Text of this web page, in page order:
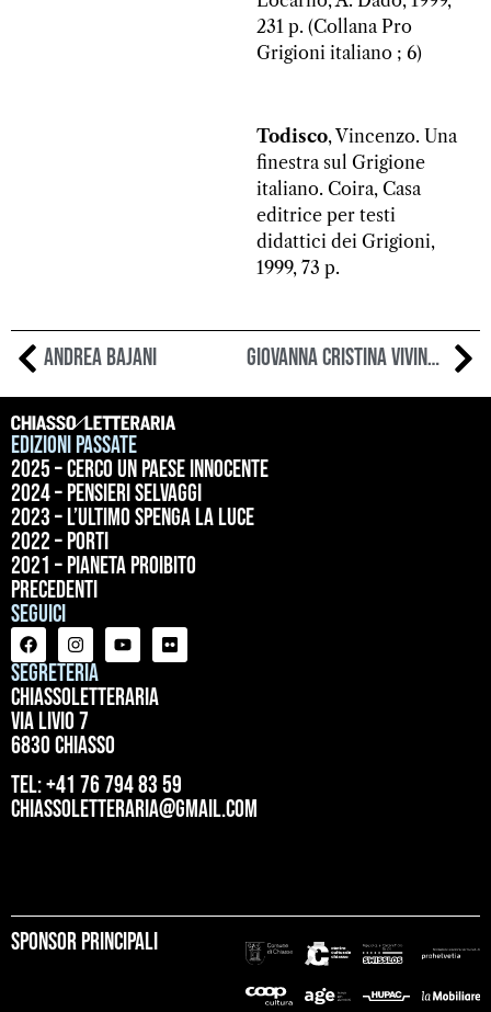
231 p. (Collana Pro
Grigioni italiano ; 6)
Todisco, Vincenzo. Una
finestra sul Grigione
italiano. Coira, Casa
editrice per testi
didattici dei Grigioni,
1999, 73 p.
Andrea Bajani Giovanna Cristina Vivinetto
Edizioni passate
2025 – Cerco un paese innocente
2024 – Pensieri selvaggi
2023 – L’ultimo spenga la luce
2022 – Porti
2021 – Pianeta proibito
precedenti
Seguici
Segreteria
ChiassoLetteraria
Via Livio 7
6830 Chiasso
tel: +41 76 794 83 59
chiassoletteraria@gmail.com
Sponsor principali